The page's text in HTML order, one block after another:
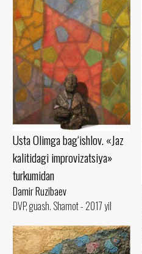
Usta Olimga bag‘ishlov. «Jaz
kalitidagi improvizatsiya»
turkumidan
Damir Ruzibaev
DVP, guash. Shamot - 2017 yil